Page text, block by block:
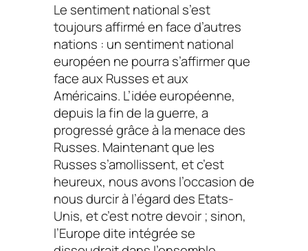
Le sentiment national s’est
toujours affirmé en face d’autres
nations : un sentiment national
européen ne pourra s’affirmer que
face aux Russes et aux
Américains. L’idée européenne,
depuis la fin de la guerre, a
progressé grâce à la menace des
Russes. Maintenant que les
Russes s’amollissent, et c’est
heureux, nous avons l’occasion de
nous durcir à l’égard des Etats-
Unis, et c’est notre devoir ; sinon,
l’Europe dite intégrée se